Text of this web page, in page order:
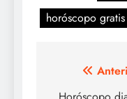
horóscopo gratis